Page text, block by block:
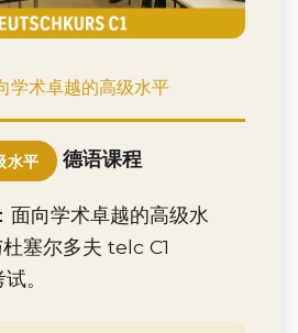
学术卓越的高级水平
水平 德语课程
面向学术卓越的高级水
塞尔多夫 telc C1
。